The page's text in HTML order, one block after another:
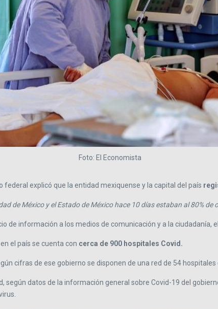
Foto: El Economista
federal explicó que la entidad mexiquense y la capital del país
de México y el Estado de México hace 10 días estaban al 80%
de información a los medios de comunicación y a la
el país se cuenta con cerca de 900 hospitales Covid.
cifras de ese gobierno se disponen de una red de 54 hospitales
según datos de la información general sobre Covid-19 del